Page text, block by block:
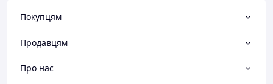
Покупцям
Продавцям
Про нас